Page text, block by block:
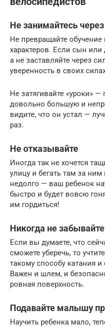
Не занимайтесь
Не превращайте обучение
характеров. Если сын или
а не заставляйте через
уверенность в своих
Не затягивайте «уроки»
довольно большую и
видите, что он устал —
раз.
Не отказывайте
Иногда так не хочется
улицу и бегать там за
недолго — ваш ребенок
быстро и будет вовсю
им гордиться!
Никогда не
Если вы думаете, что
сможете уберечь, то
такому способу катания и
Важен и шлем, и
ровная поверхность.
Подавайте малышу
Научить ребенка мало,